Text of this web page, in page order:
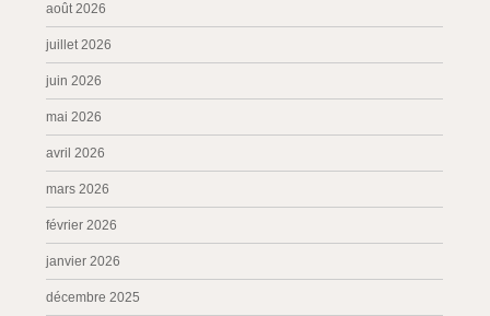
août 2026
juillet 2026
juin 2026
mai 2026
avril 2026
mars 2026
février 2026
janvier 2026
décembre 2025